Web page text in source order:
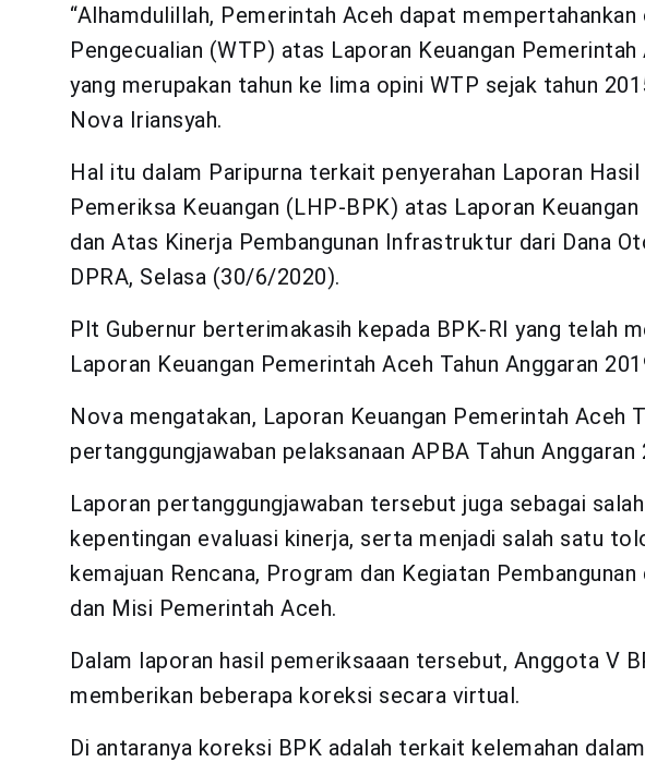
“Alhamdulillah, Pemerintah Aceh dapat mempertahankan
Pengecualian (WTP) atas Laporan Keuangan Pemerintah
yang merupakan tahun ke lima opini WTP sejak tahun
Nova Iriansyah.
Hal itu dalam Paripurna terkait penyerahan Laporan
Pemeriksa Keuangan (LHP-BPK) atas Laporan
dan Atas Kinerja Pembangunan Infrastruktur dari Dana
DPRA, Selasa (30/6/2020).
Plt Gubernur berterimakasih kepada BPK-RI yang telah
Laporan Keuangan Pemerintah Aceh Tahun Anggaran
Nova mengatakan, Laporan Keuangan Pemerintah Aceh
pertanggungjawaban pelaksanaan APBA Tahun Anggaran
Laporan pertanggungjawaban tersebut juga sebagai
kepentingan evaluasi kinerja, serta menjadi salah satu
kemajuan Rencana, Program dan Kegiatan
dan Misi Pemerintah Aceh.
Dalam laporan hasil pemeriksaaan tersebut, Anggota V
memberikan beberapa koreksi secara virtual.
Di antaranya koreksi BPK adalah terkait kelemahan